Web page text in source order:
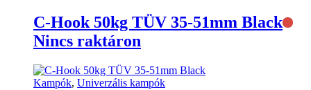
C-Hook 50kg TÜV 35-51mm Black
Nincs raktáron
Kampók, Univerzális kampók